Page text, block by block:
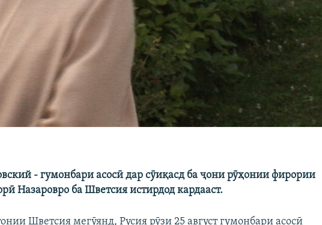
- гумонбари асосӣ дар сӯиқасд ба ҷони рӯҳонии фирории
Назаровро ба Шветсия истирдод кардааст.
Шветсия мегӯянд, Русия рӯзи 25 август гумонбари асосӣ